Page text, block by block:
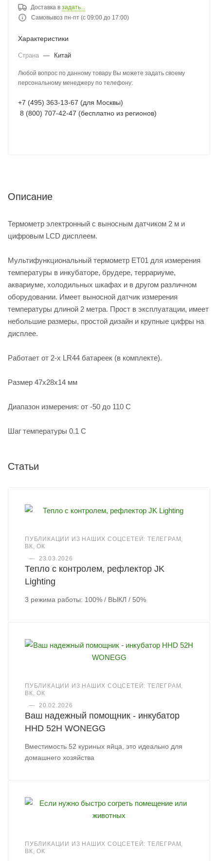
Доставка в задать...
Самовывоз пн-пт (с 09:00 до 17:00)
Характеристики
Страна — Китай
Любой вопрос по данному товару Вы можете задать своему
персональному менеджеру по телефону:
+7 (495) 363-13-67 (для Москвы)
8 (800) 707-42-47 (бесплатно из регионов)
Описание
Термометр электронный с выносным датчиком 2 м и
цифровым LCD дисплеем.
Мультифункциональный термометр ET01 для измерения
температуры в инкубаторе, брудере, террариуме,
аквариуме, холодильных шкафах и в другом различном
оборудовании. Имеет выносной датчик измерения
температуры длиной 2 метра. Прост в эксплуатации, имеет
небольшие размеры, простой дизайн и крупные цифры на
дисплее.
Работает от 2-х LR44 батареек (в комплекте).
Размер 47х28х14 мм
Диапазон измерения: от -50 до 110 С
Шаг температуры 0.1 С
Статьи
ПУБЛИКАЦИИ ИЗ НАШИХ СОЦСЕТЕЙ: ТЕЛЕГРАМ,
ВК, ОК
—
23.03.2026
Тепло с контролем, рефлектор JK
Lighting
3 режима работы: 100% / ВЫКЛ / 50%
ПУБЛИКАЦИИ ИЗ НАШИХ СОЦСЕТЕЙ: ТЕЛЕГРАМ,
ВК, ОК
—
20.02.2026
Ваш надежный помощник - инкубатор
HHD 52H WONEGG
Вместимость 52 куриных яйца, это идеально для
домашнего хозяйства
ПУБЛИКАЦИИ ИЗ НАШИХ СОЦСЕТЕЙ: ТЕЛЕГРАМ,
ВК, ОК